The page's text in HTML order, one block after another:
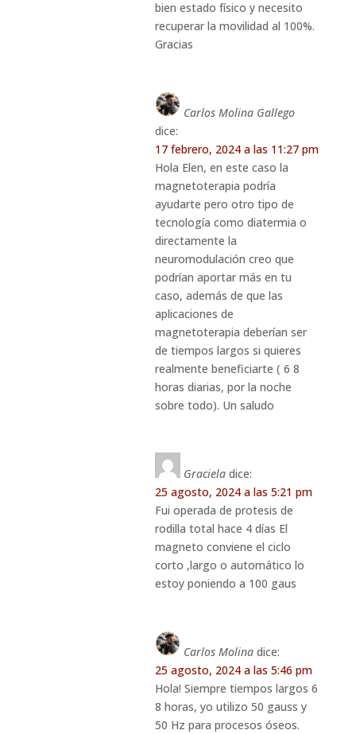
bien estado físico y necesito
recuperar la movilidad al 100%.
Gracias
Carlos Molina Gallego
dice:
17 febrero, 2024 a las 11:27 pm
Hola Elen, en este caso la
magnetoterapia podría
ayudarte pero otro tipo de
tecnología como diatermia o
directamente la
neuromodulación creo que
podrían aportar más en tu
caso, además de que las
aplicaciones de
magnetoterapia deberían ser
de tiempos largos si quieres
realmente beneficiarte ( 6 8
horas diarias, por la noche
sobre todo). Un saludo
Graciela dice:
25 agosto, 2024 a las 5:21 pm
Fui operada de protesis de
rodilla total hace 4 días El
magneto conviene el ciclo
corto ,largo o automático lo
estoy poniendo a 100 gaus
Carlos Molina dice:
25 agosto, 2024 a las 5:46 pm
Hola! Siempre tiempos largos 6
8 horas, yo utilizo 50 gauss y
50 Hz para procesos óseos.